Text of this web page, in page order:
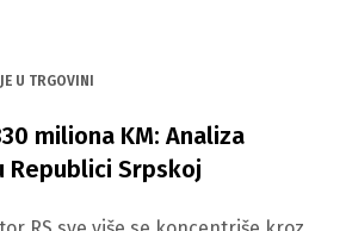
U TRGOVINI
miliona KM: Analiza
Republici Srpskoj